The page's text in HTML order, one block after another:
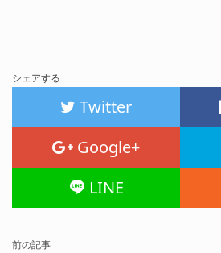
シェアする
Twitter
Google+
LINE
前の記事